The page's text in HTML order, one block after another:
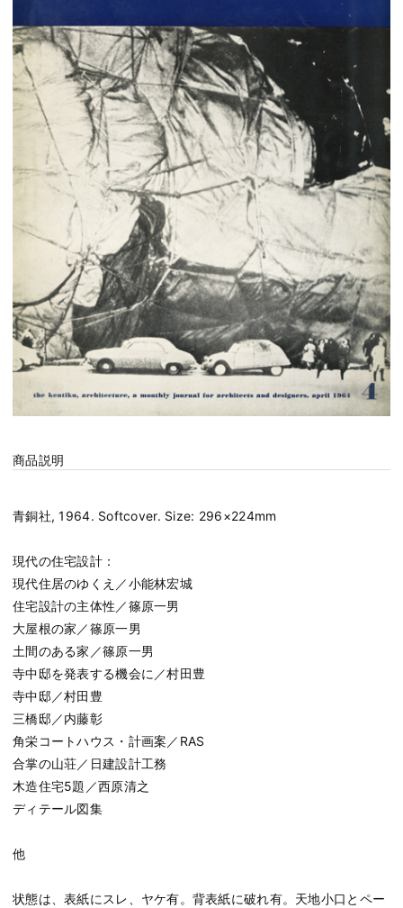
商品説明
青銅社, 1964. Softcover. Size: 296×224mm
現代の住宅設計：
現代住居のゆくえ／小能林宏城
住宅設計の主体性／篠原一男
大屋根の家／篠原一男
土間のある家／篠原一男
寺中邸を発表する機会に／村田豊
寺中邸／村田豊
三橋邸／内藤彰
角栄コートハウス・計画案／RAS
合掌の山荘／日建設計工務
木造住宅5題／西原清之
ディテール図集
他
状態は、表紙にスレ、ヤケ有。背表紙に破れ有。天地小口とペー